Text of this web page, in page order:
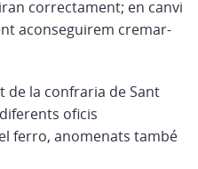
correctament; en canvi
aconseguirem cremar-
de la confraria de Sant
oficis
ferro, anomenats també